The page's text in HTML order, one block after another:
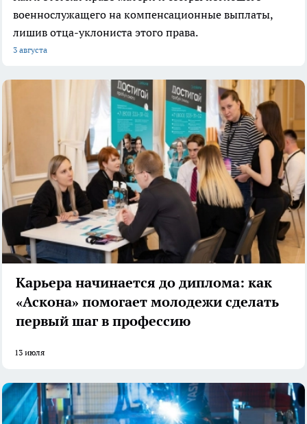
военнослужащего на компенсационные выплаты,
лишив отца-уклониста этого права.
3 августа
Карьера начинается до диплома: как
«Аскона» помогает молодежи сделать
первый шаг в профессию
13 июля